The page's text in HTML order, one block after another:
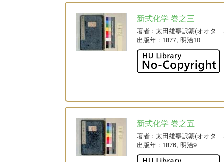
新式化学 巻之三
著者 : 太田雄寧訳纂(オオタ
出版年 : 1877, 明治10
新式化学 巻之五
著者 : 太田雄寧訳纂(オオタ
出版年 : 1876, 明治9